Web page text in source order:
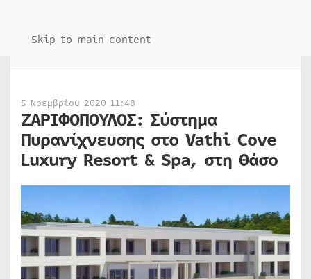
Skip to main content
5 Νοεμβρίου 2020 11:48
ΖΑΡΙΦΟΠΟΥΛΟΣ: Σύστημα
Πυρανίχνευσης στο Vathi Cove
Luxury Resort & Spa, στη Θάσο